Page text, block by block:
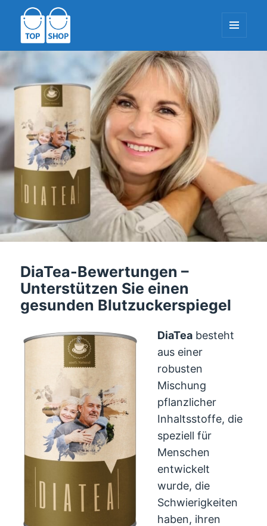
TopShop-EU.com
UND
DiaTea-Bewertungen –
Unterstützen Sie einen
gesunden Blutzuckerspiegel
DiaTea besteht
aus einer
robusten
Mischung
pflanzlicher
Inhaltsstoffe, die
speziell für
Menschen
entwickelt
wurde, die
Schwierigkeiten
haben, ihren